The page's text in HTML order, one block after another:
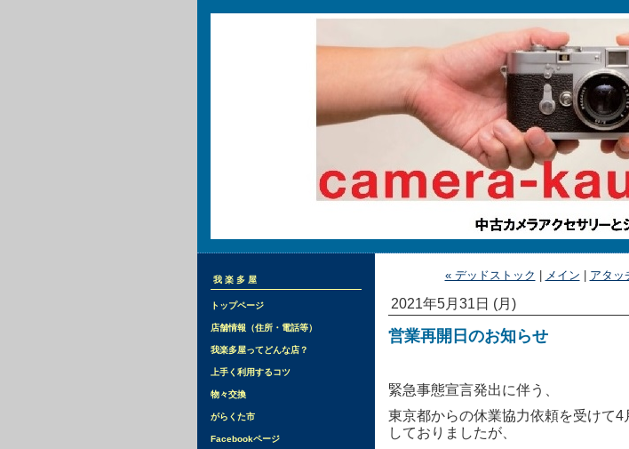
我楽多屋
トップページ
店舗情報（住所・電話等）
我楽多屋ってどんな店？
上手く利用するコツ
物々交換
がらくた市
Facebookページ
« デッドストック メイン アタッ
2021年5月31日 (月)
営業再開日のお知らせ
緊急事態宣言発出に伴う、
東京都からの休業協力依頼を受けて
しておりましたが、